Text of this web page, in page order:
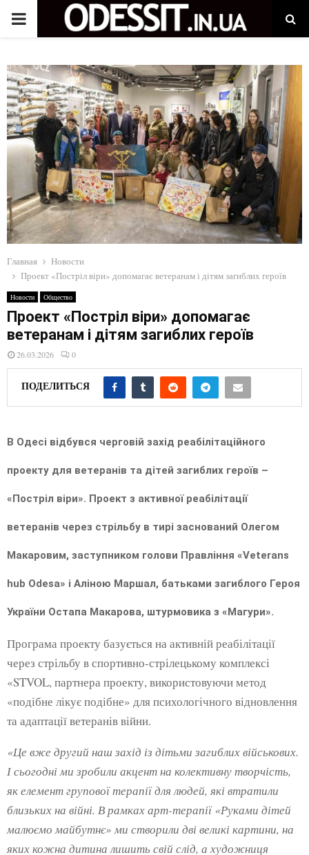
P
I
M
R
Y
M
E
N
U
Главная
Новости
Проект «Постріл віри» допомагає ветеранам і дітям загиблих героїв
Новости Общество
Проект «Постріл віри» допомагає
ветеранам і дітям загиблих героїв
26.03.2026 0
ПОДЕЛИТЬСЯ
В Одесі відбувся черговій захід реабілітаційного
проекту для ветеранів та дітей загиблих героїв –
«Постріл віри». Проект з активної реабілітації
ветеранів через стрільбу в тирі заснований Олегом
Макаровим, заступником голови Правління «Veterans
hub Odesa» і Аліною Маршал, батьками загиблого Героя
України Остапа Макарова, штурмовика з «Магури».
Програма проекту базується на активній реабілітації
через стрільбу в спортивно-стрілецькому комплексі
«STVOL, партнера проекту, використовуючи метод
«подібне лікує подібне» для психологічного відновлення
та адаптації ветеранів війни.
«Це вже другий наш захід із дітьми загиблих військових.
І сьогодні ми зробили акцент на колективну творчість,
як елемент групової терапії для людей, які втратили
близьких на війні. В рамках арт-терапії «Руками дітей
малюємо майбутнє» ми створили дві великі картини, на
яких кожна дитина лишить свій слід, а художниця